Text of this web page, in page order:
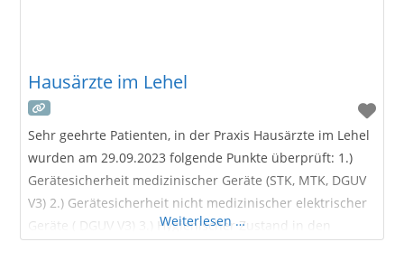
Hausärzte im Lehel
Sehr geehrte Patienten, in der Praxis Hausärzte im Lehel
wurden am 29.09.2023 folgende Punkte überprüft: 1.)
Gerätesicherheit medizinischer Geräte (STK, MTK, DGUV
V3) 2.) Gerätesicherheit nicht medizinischer elektrischer
Geräte ( DGUV V3) 3.) Hygienischer Zustand in den
Weiterlesen …